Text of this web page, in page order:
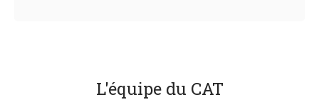
L'équipe du CAT